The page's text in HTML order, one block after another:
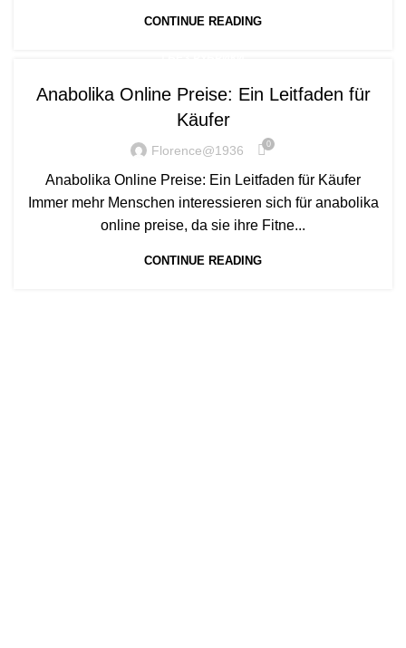
CONTINUE READING
Anabolika Online Preise: Ein Leitfaden für
Käufer
Florence@1936 0
Anabolika Online Preise: Ein Leitfaden für Käufer
Immer mehr Menschen interessieren sich für anabolika
online preise, da sie ihre Fitne...
CONTINUE READING